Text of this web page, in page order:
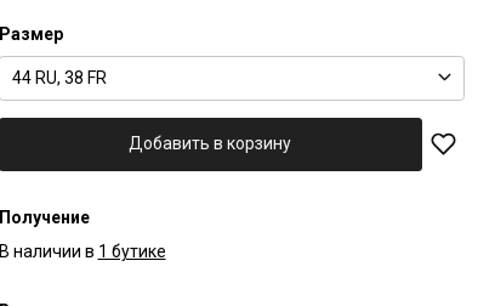
Размер
44 RU, 38 FR
Добавить в корзину
Получение
В наличии в 1 бутике